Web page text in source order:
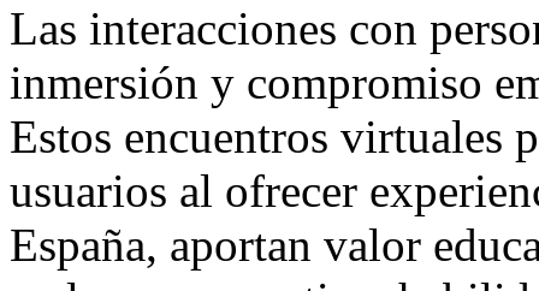
Las interacciones con
inmersión y compromiso
Estos encuentros virtuales
usuarios al ofrecer
España, aportan valor